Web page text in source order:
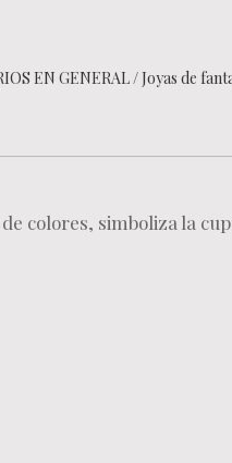
EN GENERAL/Joyas de
colores, simboliza la